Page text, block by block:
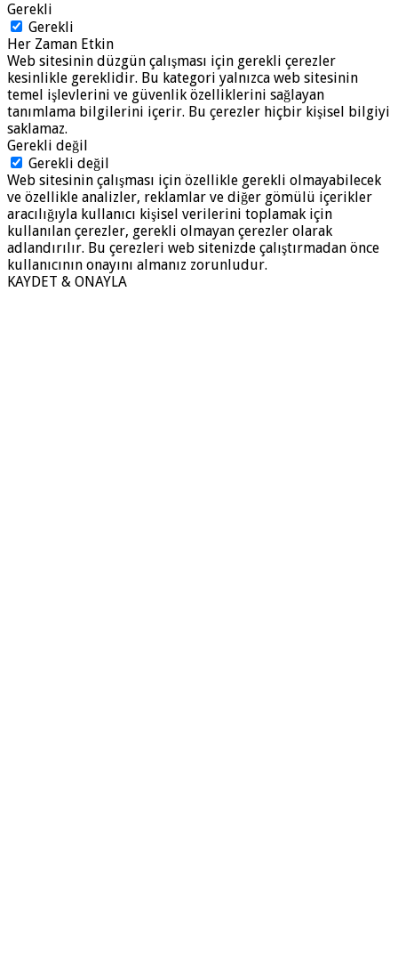
Gerekli
Gerekli
Her Zaman Etkin
Web sitesinin düzgün çalışması için gerekli çerezler
kesinlikle gereklidir. Bu kategori yalnızca web sitesinin
temel işlevlerini ve güvenlik özelliklerini sağlayan
tanımlama bilgilerini içerir. Bu çerezler hiçbir kişisel bilgiyi
saklamaz.
Gerekli değil
Gerekli değil
Web sitesinin çalışması için özellikle gerekli olmayabilecek
ve özellikle analizler, reklamlar ve diğer gömülü içerikler
aracılığıyla kullanıcı kişisel verilerini toplamak için
kullanılan çerezler, gerekli olmayan çerezler olarak
adlandırılır. Bu çerezleri web sitenizde çalıştırmadan önce
kullanıcının onayını almanız zorunludur.
KAYDET & ONAYLA